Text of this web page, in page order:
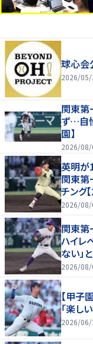
球心会
2026/05/
関東第
ず…自
園】
2026/
英明が
関東第
チング
2026/08/
関東第
ハイレ
ない」
2026/
【甲子
「楽し
2026/06/